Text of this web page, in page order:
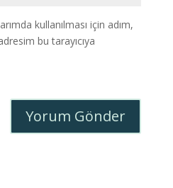
kullanılması için adım,
bu tarayıcıya